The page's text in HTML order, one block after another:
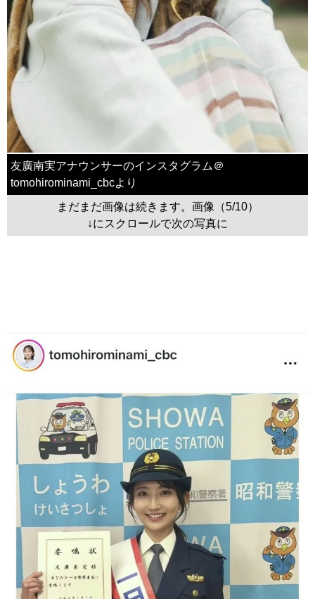
友廣南実アナウンサーのインスタグラム＠
tomohirominami_cbcより
まだまだ画像は続きます。画像（5/10）
↓にスクロールで次の写真に